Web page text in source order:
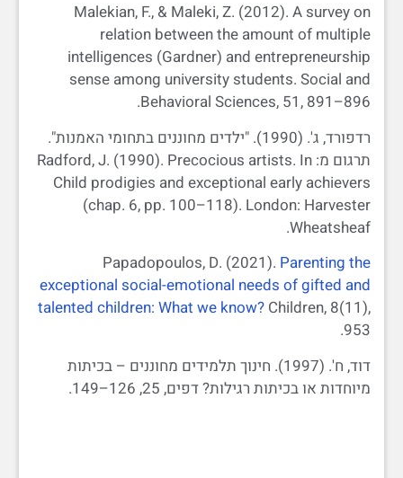
Malekian, F., & Maleki, Z. (2012). A survey on
relation between the amount of multiple
intelligences (Gardner) and entrepreneurship
sense among university students. Social and
Behavioral Sciences, 51, 891–896.
רדפורד, ג'. (1990). "ילדים מחוננים בתחומי האמנות".
תרגום מ: Radford, J. (1990). Precocious artists. In
Child prodigies and exceptional early achievers
(chap. 6, pp. 100–118). London: Harvester
Wheatsheaf.
Papadopoulos, D. (2021). Parenting the
exceptional social-emotional needs of gifted and
talented children: What we know? Children, 8(11),
953.
דוד, ח'. (1997). חינוך תלמידים מחוננים – בכיתות
מיוחדות או בכיתות רגילות? דפים, 25, 126–149.